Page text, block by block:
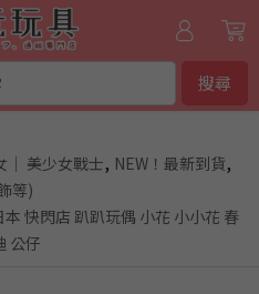
搜尋
｜ 美少女戰士, NEW！最新到貨,
等)
快閃店 趴趴玩偶 小花 小小花 春
公仔